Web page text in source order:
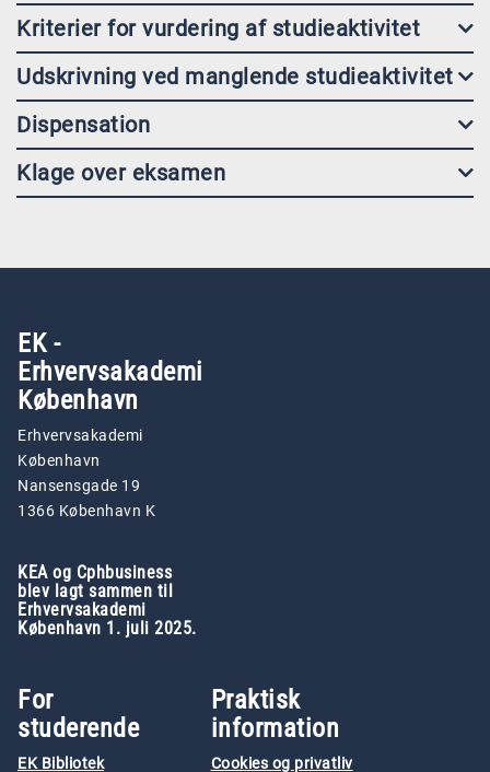
Kriterier for vurdering af studieaktivitet
Udskrivning ved manglende studieaktivitet
Dispensation
Klage over eksamen
EK -
Erhvervsakademi
København
Erhvervsakademi
København
Nansensgade 19
1366 København K
KEA og Cphbusiness
blev lagt sammen til
Erhvervsakademi
København 1. juli 2025.
For
studerende
EK Bibliotek
Praktisk
information
Cookies og privatliv